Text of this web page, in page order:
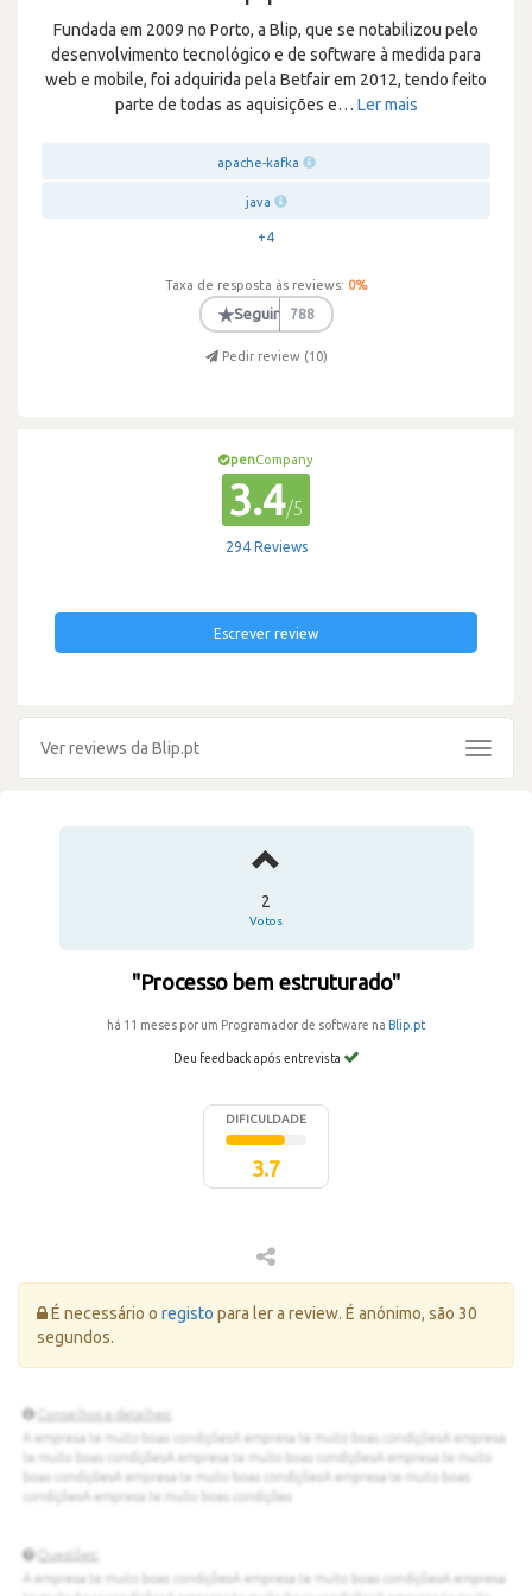
Fundada em 2009 no Porto, a Blip, que se notabilizou pelo
desenvolvimento tecnológico e de software à medida para
web e mobile, foi adquirida pela Betfair em 2012, tendo feito
parte de todas as aquisições e… Ler mais
apache-kafka
java
+4
Taxa de resposta às reviews: 0%
★Seguir 788
Pedir review (10)
penCompany
3.4/5
294 Reviews
Escrever review
Ver reviews da Blip.pt
Toggle
2
Votos
"Processo bem estruturado"
há 11 meses por um Programador de software na Blip.pt
Deu feedback após entrevista
DIFICULDADE
3.7
Erro:
É necessário o registo para ler a review. É anónimo, são 30
segundos.